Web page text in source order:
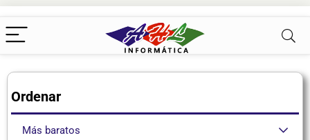
Ordenar
Más baratos